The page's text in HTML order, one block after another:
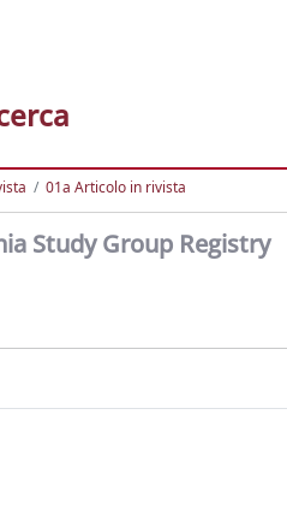
01a Articolo in rivista
Study Group Registry